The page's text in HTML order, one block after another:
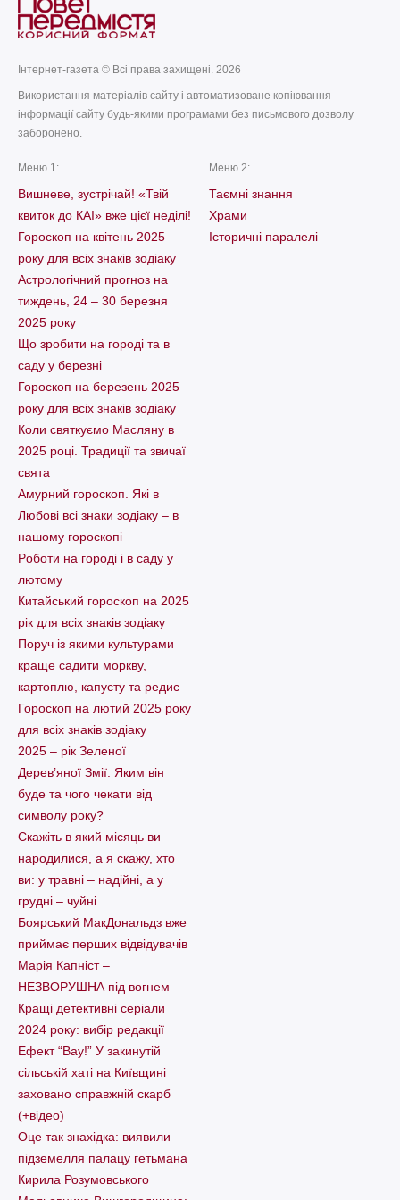
Інтернет-газета © Всі права захищені. 2026
Використання матеріалів сайту і автоматизоване копіювання
інформації сайту будь-якими програмами без письмового дозволу
заборонено.
Меню 1:
Вишневе, зустрічай! «Твій
квиток до КАІ» вже цієї неділі!
Гороскоп на квітень 2025
року для всіх знаків зодіаку
Астрологічний прогноз на
тиждень, 24 – 30 березня
2025 року
Що зробити на городі та в
саду у березні
Гороскоп на березень 2025
року для всіх знаків зодіаку
Коли святкуємо Масляну в
2025 році. Традиції та звичаї
свята
Амурний гороскоп. Які в
Любові всі знаки зодіаку – в
нашому гороскопі
Pоботи на городі і в саду у
лютому
Китайський гороскоп на 2025
рік для всіх знаків зодіаку
Поруч із якими культурами
краще садити моркву,
картоплю, капусту та редис
Гороскоп на лютий 2025 року
для всіх знаків зодіаку
2025 – рік Зеленої
Дерев’яної Змії. Яким він
буде та чого чекати від
символу року?
Скажіть в який місяць ви
народилися, а я скажу, хто
ви: у травні – надійні, а у
грудні – чуйні
Боярський МакДональдз вже
приймає перших відвідувачів
Марія Капніст –
НЕЗВОРУШНА під вогнем
Кращі детективні серіали
2024 року: вибір редакції
Ефект “Вау!” У закинутій
сільській хаті на Київщині
заховано справжній скарб
(+відео)
Оце так знахідка: виявили
підземелля палацу гетьмана
Кирила Розумовського
Меню 2:
Таємні знання
Храми
Історичні паралелі